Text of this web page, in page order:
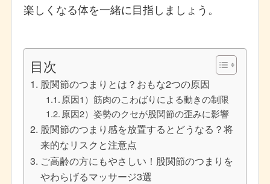
楽しくなる体を一緒に目指しましょう。
目次
股関節のつまりとは？おもな2つの原因
原因1）筋肉のこわばりによる動きの制限
原因2）姿勢のクセが股関節の歪みに影響
股関節のつまり感を放置するとどうなる？将
来的なリスクと注意点
ご高齢の方にもやさしい！股関節のつまりを
やわらげるマッサージ3選